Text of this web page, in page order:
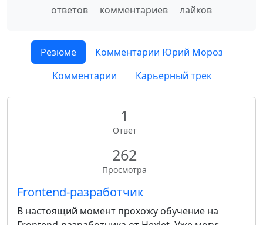
ответов комментариев лайков
Резюме
Комментарии Юрий Мороз
Комментарии
Карьерный трек
1
Ответ
262
Просмотра
Frontend-разработчик
В настоящий момент прохожу обучение на